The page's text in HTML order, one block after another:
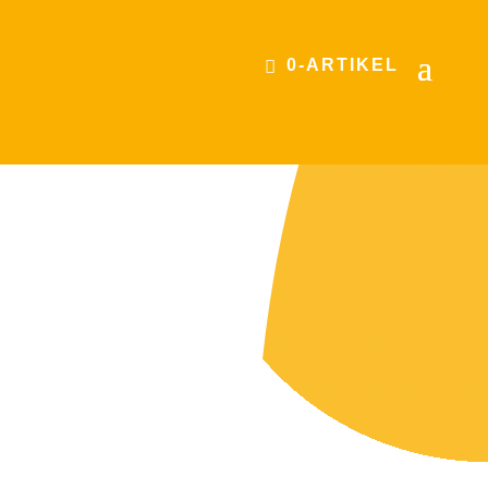
0-ARTIKEL
Unsere exklusive MasterClass richtet sich
gezielt an Führungskräfte auf kommunaler,
Landkreis- und Regionsebene, insbesondere